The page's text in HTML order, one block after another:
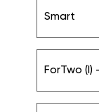
Smart
ForTwo (I)